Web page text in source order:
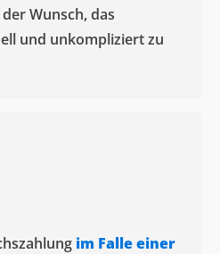
Wunsch, das
und unkompliziert zu
im Falle einer